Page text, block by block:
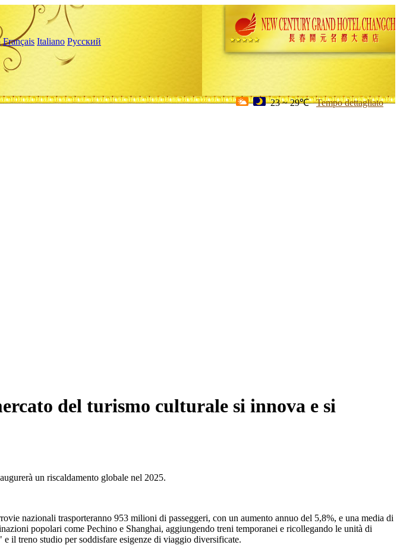
Français Italiano Русский
23 ~ 29℃ Tempo dettagliato
del turismo culturale si innova e si
un riscaldamento globale nel 2025.
nazionali trasporteranno 953 milioni di passeggeri, con un aumento annuo del 5,8%, e una media di
popolari come Pechino e Shanghai, aggiungendo treni temporanei e ricollegando le unità di
il treno studio per soddisfare esigenze di viaggio diversificate.